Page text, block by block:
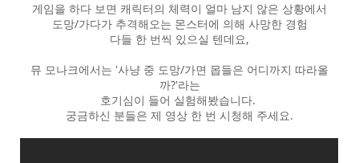
게임을 하다 보면 캐릭터의 체력이 얼마 남지 않은 상황에서
도망/가다가 추격해오는 몬스터에 의해 사망한 경험
다들 한 번씩 있으실 텐데요,
뮤 모나크에서는 '사냥 중 도망/가면 몹들은 어디까지 따라올
까?'라는
호기심이 들어 실험해봤습니다.
궁금하신 분들은 제 영상 한 번 시청해 주세요.